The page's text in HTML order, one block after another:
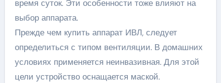
время суток. Эти особенности тоже влияют на
выбор аппарата.
Прежде чем купить аппарат ИВЛ, следует
определиться с типом вентиляции. В домашних
условиях применяется неинвазивная. Для этой
цели устройство оснащается маской.